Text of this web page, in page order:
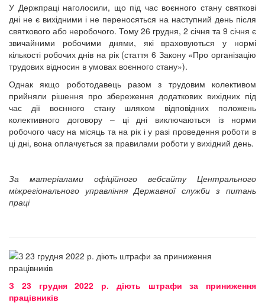
У Держпраці наголосили, що під час воєнного стану святкові
дні не є вихідними і не переносяться на наступний день після
святкового або неробочого. Тому 26 грудня, 2 січня та 9 січня є
звичайними робочими днями, які враховуються у нормі
кількості робочих днів на рік (стаття 6 Закону «Про організацію
трудових відносин в умовах воєнного стану»).
Однак якщо роботодавець разом з трудовим колективом
прийняли рішення про збереження додаткових вихідних під
час дії воєнного стану шляхом відповідних положень
колективного договору – ці дні виключаються із норми
робочого часу на місяць та на рік і у разі проведення роботи в
ці дні, вона оплачується за правилами роботи у вихідний день.
За матеріалами офіційного вебсайту Центрального
міжрегіонального управління Державної служби з питань
праці
З 23 грудня 2022 р. діють штрафи за приниження
працівників